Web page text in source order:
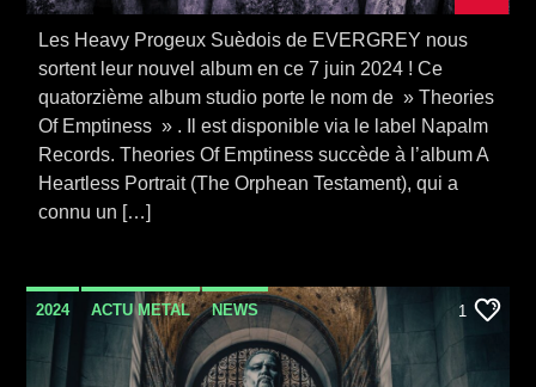
Les Heavy Progeux Suèdois de EVERGREY nous
sortent leur nouvel album en ce 7 juin 2024 ! Ce
quatorzième album studio porte le nom de » Theories
Of Emptiness » . Il est disponible via le label Napalm
Records. Theories Of Emptiness succède à l’album A
Heartless Portrait (The Orphean Testament), qui a
connu un […]
2024 ACTU METAL NEWS
SORTIE ALBUM VIDEO STORIES
1